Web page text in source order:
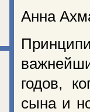
Анна
годов,
сына и